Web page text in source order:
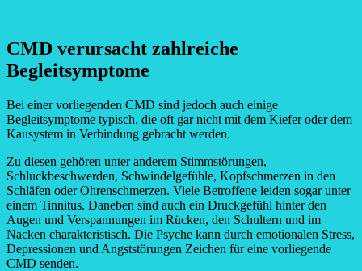
CMD verursacht zahlreiche
Begleitsymptome
Bei einer vorliegenden CMD sind jedoch auch einige
Begleitsymptome typisch, die oft gar nicht mit dem Kiefer oder dem
Kausystem in Verbindung gebracht werden.
Zu diesen gehören unter anderem Stimmstörungen,
Schluckbeschwerden, Schwindelgefühle, Kopfschmerzen in den
Schläfen oder Ohrenschmerzen. Viele Betroffene leiden sogar unter
einem Tinnitus. Daneben sind auch ein Druckgefühl hinter den
Augen und Verspannungen im Rücken, den Schultern und im
Nacken charakteristisch. Die Psyche kann durch emotionalen Stress,
Depressionen und Angststörungen Zeichen für eine vorliegende
CMD senden.